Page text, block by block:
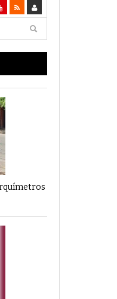
Ciudadana’
Por Falta De
2021
Y Efectos’ Por